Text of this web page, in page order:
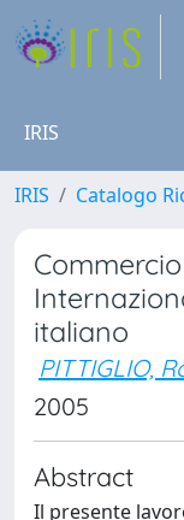
IRIS
IRIS Catalogo
italiano
PITTIGLIO,
2005
Abstract
Il presente